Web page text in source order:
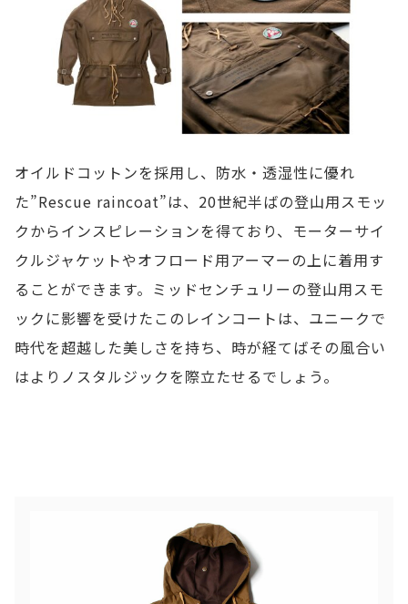
オイルドコットンを採用し、防水・透湿性に優れ
た”Rescue raincoat”は、20世紀半ばの登山用スモッ
クからインスピレーションを得ており、モーターサイ
クルジャケットやオフロード用アーマーの上に着用す
ることができます。ミッドセンチュリーの登山用スモ
ックに影響を受けたこのレインコートは、ユニークで
時代を超越した美しさを持ち、時が経てばその風合い
はよりノスタルジックを際立たせるでしょう。